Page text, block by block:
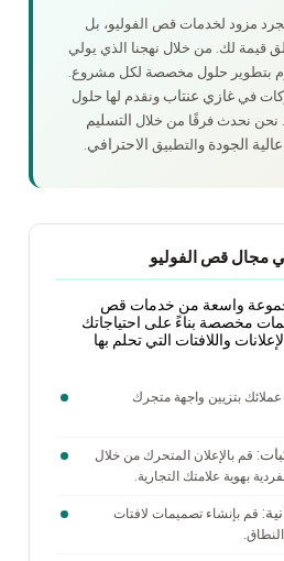
مزود لخدمات قص الفوليو، بل
قيمة لك. من خلال نهجنا الذي يولي
نقوم بتطوير حلول مخصصة لكل مشروع.
في غازي عنتاب ونقدم لها حلول
نحن نحدث فرقًا من خلال التسليم
عالية الجودة والتطبيق الاحترافي.
مجال قص الفوليو
واسعة من خدمات قص
مخصصة بناءً على احتياجاتك
واللافتات التي تحلم بها
بتزيين واجهة متجرك
قم بالإعلان المتحرك من خلال
بهوية علامتك التجارية.
قم بإنشاء تصميمات لافتات